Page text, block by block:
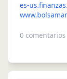
es-
0 comentarios